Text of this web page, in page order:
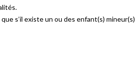
s’il existe un ou des enfant(s) mineur(s)